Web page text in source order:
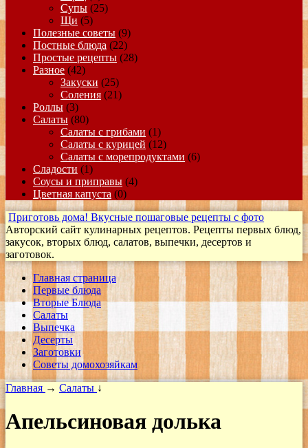
Супы (25)
Щи (5)
Полезные советы (9)
Постные блюда (22)
Простые рецепты (28)
Разное (42)
Закуски (25)
Соления (21)
Роллы (3)
Салаты (80)
Салаты с грибами (1)
Салаты с курицей (12)
Салаты с морепродуктами (6)
Сладости (1)
Соусы и приправы (4)
Цветная капуста (0)
Приготовь дома! Вкусные пошаговые рецепты с фото
Авторский сайт кулинарных рецептов. Рецепты первых блюд,
закусок, вторых блюд, салатов, выпечки, десертов и
заготовок.
Главная страница
Первые блюда
Вторые Блюда
Салаты
Выпечка
Десерты
Заготовки
Cоветы домохозяйкам
Главная → Салаты ↓
Апельсиновая долька